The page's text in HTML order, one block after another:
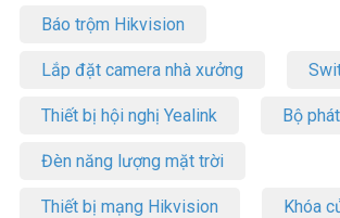
Báo trộm Hikvision
Lắp đặt camera nhà xưởng
Thiết bị hội nghị Yealink Bộ
Đèn năng lượng mặt trời
Thiết bị mạng Hikvision Khóa